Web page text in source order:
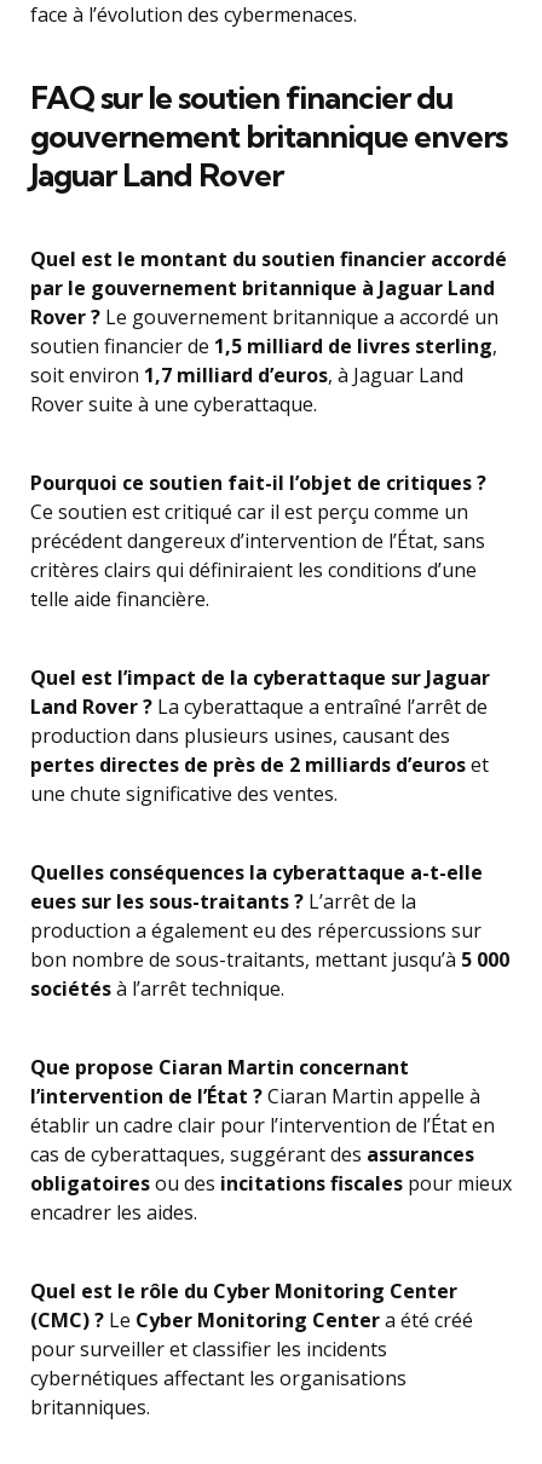
face à l’évolution des cybermenaces.
FAQ sur le soutien financier du
gouvernement britannique envers
Jaguar Land Rover
Quel est le montant du soutien financier accordé
par le gouvernement britannique à Jaguar Land
Rover ? Le gouvernement britannique a accordé un
soutien financier de 1,5 milliard de livres sterling,
soit environ 1,7 milliard d’euros, à Jaguar Land
Rover suite à une cyberattaque.
Pourquoi ce soutien fait-il l’objet de critiques ?
Ce soutien est critiqué car il est perçu comme un
précédent dangereux d’intervention de l’État, sans
critères clairs qui définiraient les conditions d’une
telle aide financière.
Quel est l’impact de la cyberattaque sur Jaguar
Land Rover ? La cyberattaque a entraîné l’arrêt de
production dans plusieurs usines, causant des
pertes directes de près de 2 milliards d’euroset
une chute significative des ventes.
Quelles conséquences la cyberattaque a-t-elle
eues sur les sous-traitants ? L’arrêt de la
production a également eu des répercussions sur
bon nombre de sous-traitants, mettant jusqu’à 5 000
sociétésà l’arrêt technique.
Que propose Ciaran Martin concernant
l’intervention de l’État ?Ciaran Martin appelle à
établir un cadre clair pour l’intervention de l’État en
cas de cyberattaques, suggérant des assurances
obligatoiresou des incitations fiscales pour mieux
encadrer les aides.
Quel est le rôle du Cyber Monitoring Center
(CMC) ? Le Cyber Monitoring Centera été créé
pour surveiller et classifier les incidents
cybernétiques affectant les organisations
britanniques.